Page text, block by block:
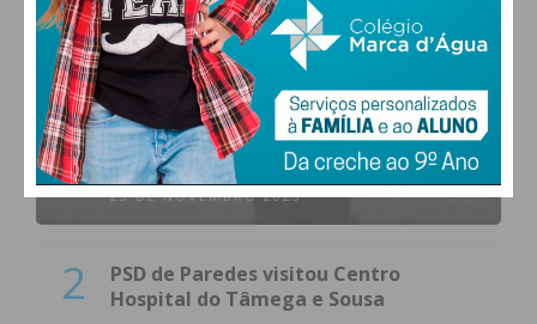
1
(VÍDEO) Carlos Alberto Silva vê
Unidade Local de Saúde como uma
oportunidade
23 DE NOVEMBRO 2023
2
PSD de Paredes visitou Centro
Hospital do Tâmega e Sousa